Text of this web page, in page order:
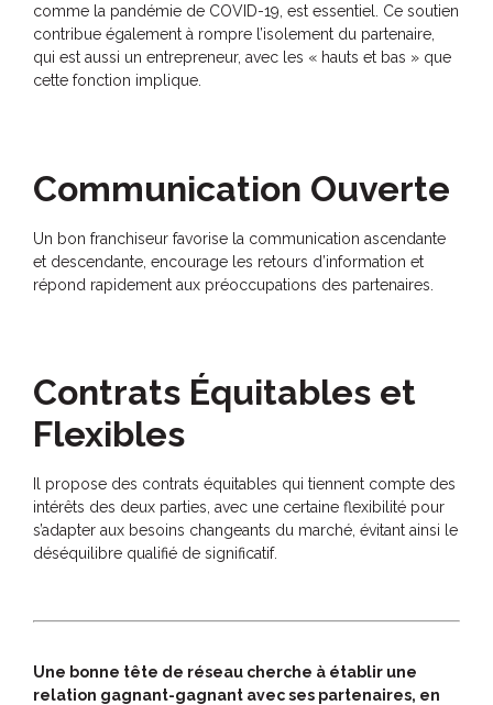
comme la pandémie de COVID-19, est essentiel. Ce soutien
contribue également à rompre l’isolement du partenaire,
qui est aussi un entrepreneur, avec les « hauts et bas » que
cette fonction implique.
Communication Ouverte
Un bon franchiseur favorise la communication ascendante
et descendante, encourage les retours d’information et
répond rapidement aux préoccupations des partenaires.
Contrats Équitables et
Flexibles
Il propose des contrats équitables qui tiennent compte des
intérêts des deux parties, avec une certaine flexibilité pour
s’adapter aux besoins changeants du marché, évitant ainsi le
déséquilibre qualifié de significatif.
Une bonne tête de réseau cherche à établir une
relation gagnant-gagnant avec ses partenaires, en